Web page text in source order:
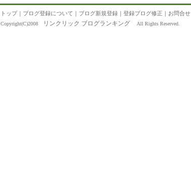
トップ｜ ブログ登録について ｜ ブログ新規登録 ｜ 登録ブログ修正 ｜ お問合せ
Copyright(C)2008 リンクリック ブログランキング All Rights Reserved.